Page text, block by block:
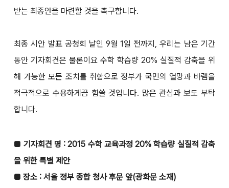
받는 최종안을 마련할 것을 촉구합니다.
최종 시안 발표 공청회 날인 9월 1일 전까지, 우리는 남은 기간
동안 기자회견은 물론이요 수학 학습량 20% 실질적 감축을 위
해 가능한 모든 조치를 취함으로 정부가 국민의 열망과 바램을
적극적으로 수용하게끔 힘쓸 것입니다. 많은 관심과 보도 부탁
합니다.
■ 기자회견 명 : 2015 수학 교육과정 20% 학습량 실질적 감축
을 위한 특별 제안
■ 장소 : 서울 정부 종합 청사 후문 앞(광화문 소재)